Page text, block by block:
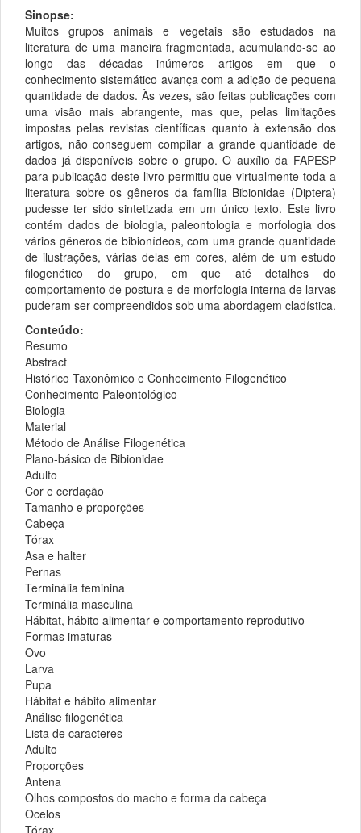
Sinopse:
Muitos grupos animais e vegetais são estudados na
literatura de uma maneira fragmentada, acumulando-se ao
longo das décadas inúmeros artigos em que o
conhecimento sistemático avança com a adição de pequena
quantidade de dados. Às vezes, são feitas publicações com
uma visão mais abrangente, mas que, pelas limitações
impostas pelas revistas científicas quanto à extensão dos
artigos, não conseguem compilar a grande quantidade de
dados já disponíveis sobre o grupo. O auxílio da FAPESP
para publicação deste livro permitiu que virtualmente toda a
literatura sobre os gêneros da família Bibionidae (Diptera)
pudesse ter sido sintetizada em um único texto. Este livro
contém dados de biologia, paleontologia e morfologia dos
vários gêneros de bibionídeos, com uma grande quantidade
de ilustrações, várias delas em cores, além de um estudo
filogenético do grupo, em que até detalhes do
comportamento de postura e de morfologia interna de larvas
puderam ser compreendidos sob uma abordagem cladística.
Conteúdo:
Resumo
Abstract
Histórico Taxonômico e Conhecimento Filogenético
Conhecimento Paleontológico
Biologia
Material
Método de Análise Filogenética
Plano-básico de Bibionidae
Adulto
Cor e cerdação
Tamanho e proporções
Cabeça
Tórax
Asa e halter
Pernas
Terminália feminina
Terminália masculina
Hábitat, hábito alimentar e comportamento reprodutivo
Formas imaturas
Ovo
Larva
Pupa
Hábitat e hábito alimentar
Análise filogenética
Lista de caracteres
Adulto
Proporções
Antena
Olhos compostos do macho e forma da cabeça
Ocelos